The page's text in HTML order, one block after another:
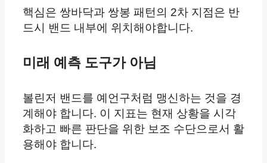
핵심은 쌍바닥과 쌍봉 패턴의 2차 지점은 반
드시 밴드 내부에 위치해야합니다.
미래 예측 도구가 아님
볼린저 밴드를 예언구처럼 맹신하는 것을 경
계해야 합니다. 이 지표는 현재 상황을 시각
화하고 빠른 판단을 위한 보조 수단으로서 활
용해야 합니다.